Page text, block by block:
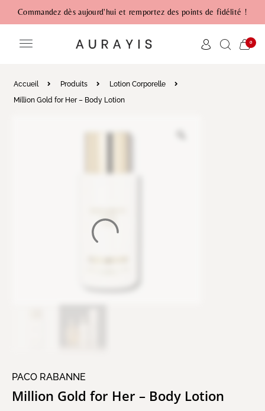
Commandez dès aujourd'hui et remportez des points de fidélité !
0
Accueil Produits
Lotion Corporelle
Million Gold for Her – Body Lotion
PACO RABANNE
Million Gold for Her – Body Lotion